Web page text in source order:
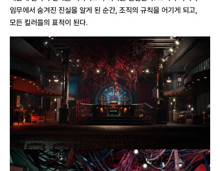
임무에서 숨겨진 진실을 알게 된 순간, 조직의 규칙을 어기게 되고,
모든 킬러들의 표적이 된다.